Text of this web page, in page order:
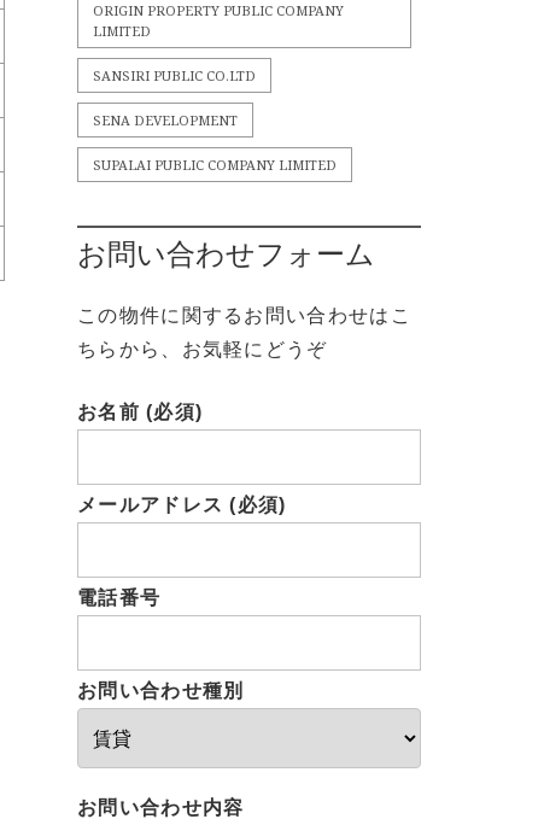
ORIGIN PROPERTY PUBLIC COMPANY
LIMITED
SANSIRI PUBLIC CO.LTD
SENA DEVELOPMENT
SUPALAI PUBLIC COMPANY LIMITED
お問い合わせフォーム
この物件に関するお問い合わせはこ
ちらから、お気軽にどうぞ
お名前 (必須)
メールアドレス (必須)
電話番号
お問い合わせ種別
お問い合わせ内容